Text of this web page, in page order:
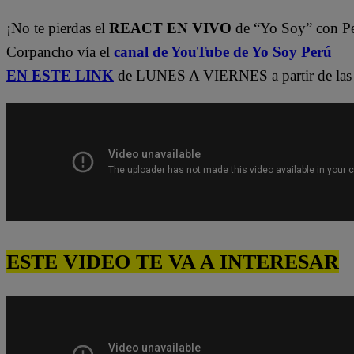
¡No te pierdas el REACT EN VIVO de “Yo Soy” con
Corpancho vía el canal de YouTube de Yo Soy Perú
EN ESTE LINK de LUNES A VIERNES a partir de
ESTE VIDEO TE VA A INTERESAR